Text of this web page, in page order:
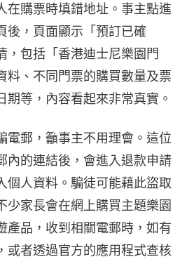
在購票時填錯地址。事主點進
後，頁面顯示「預訂已確
，包括「香港迪士尼樂園門
料、不同門票的購買數量及票
期等，內容看起來非常真實。
電郵，籲事主不用理會。這位
內的連結後，會進入退款申請
個人資料。騙徒可能藉此盜取
少家長會在網上購買主題樂園
產品，收到相關電郵時，如有
或者透過官方的應用程式查核